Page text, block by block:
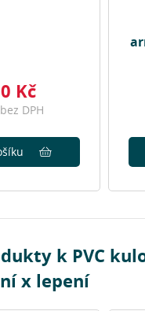
Kč
DPH
k PVC
x lepení